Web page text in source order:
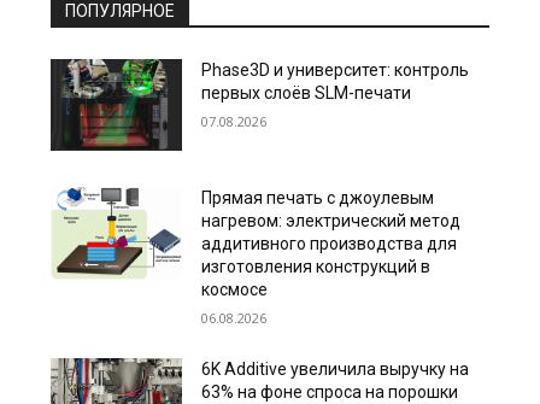
ПОПУЛЯРНОЕ
Phase3D и университет: контроль
первых слоёв SLM-печати
07.08.2026
Прямая печать с джоулевым
нагревом: электрический метод
аддитивного производства для
изготовления конструкций в
космосе
06.08.2026
6K Additive увеличила выручку на
63% на фоне спроса на порошки